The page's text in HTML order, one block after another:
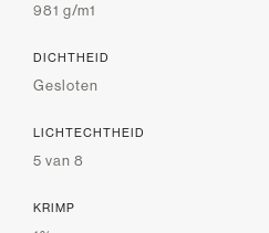
981 g/m1
DICHTHEID
Gesloten
LICHTECHTHEID
5 van 8
KRIMP